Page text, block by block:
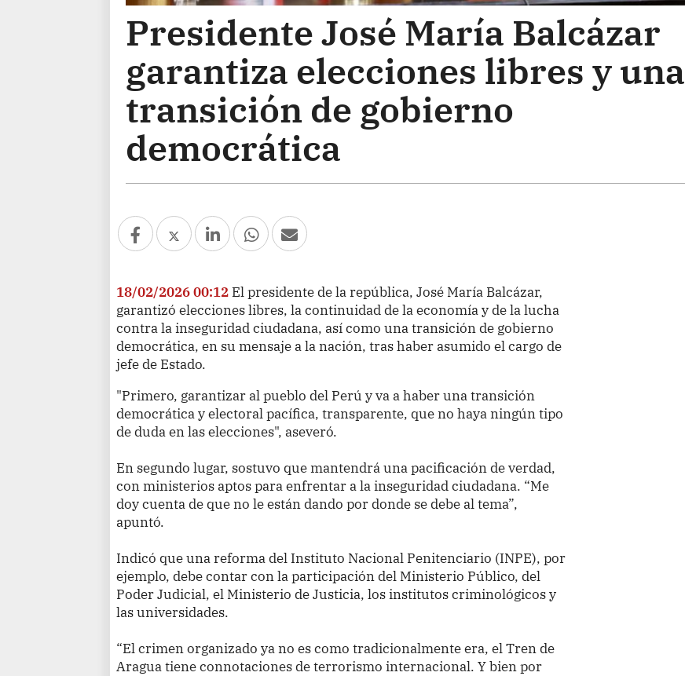
Presidente José María Balcázar
garantiza elecciones libres y una
transición de gobierno
democrática
18/02/2026 00:12 El presidente de la república, José María Balcázar,
garantizó elecciones libres, la continuidad de la economía y de la lucha
contra la inseguridad ciudadana, así como una transición de gobierno
democrática, en su mensaje a la nación, tras haber asumido el cargo de
jefe de Estado.
"Primero, garantizar al pueblo del Perú y va a haber una transición
democrática y electoral pacífica, transparente, que no haya ningún tipo
de duda en las elecciones", aseveró.
En segundo lugar, sostuvo que mantendrá una pacificación de verdad,
con ministerios aptos para enfrentar a la inseguridad ciudadana. “Me
doy cuenta de que no le están dando por donde se debe al tema”,
apuntó.
Indicó que una reforma del Instituto Nacional Penitenciario (INPE), por
ejemplo, debe contar con la participación del Ministerio Público, del
Poder Judicial, el Ministerio de Justicia, los institutos criminológicos y
las universidades.
“El crimen organizado ya no es como tradicionalmente era, el Tren de
Aragua tiene connotaciones de terrorismo internacional. Y bien por